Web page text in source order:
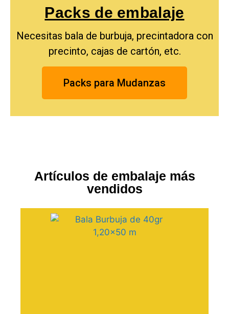
Packs de embalaje
Necesitas bala de burbuja, precintadora con
precinto, cajas de cartón, etc.
Packs para Mudanzas
Artículos de embalaje más
vendidos